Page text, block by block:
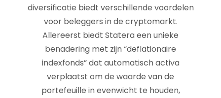
diversificatie biedt verschillende voordelen
voor beleggers in de cryptomarkt.
Allereerst biedt Statera een unieke
benadering met zijn “deflationaire
indexfonds” dat automatisch activa
verplaatst om de waarde van de
portefeuille in evenwicht te houden,